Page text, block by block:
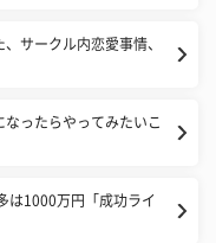
サークル内恋愛事情、
ったらやってみたいこ
は1000万円「成功ライ